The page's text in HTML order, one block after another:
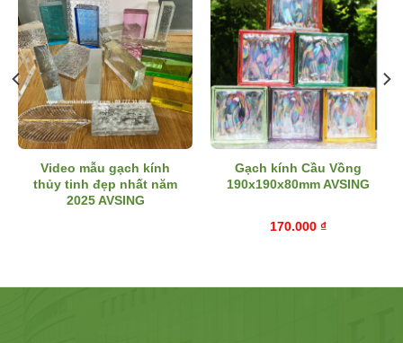
Video mẫu gạch kính
thủy tinh đẹp nhất năm
2025 AVSING
Gạch kính Cầu Vồng
190x190x80mm AVSING
170.000 ₫